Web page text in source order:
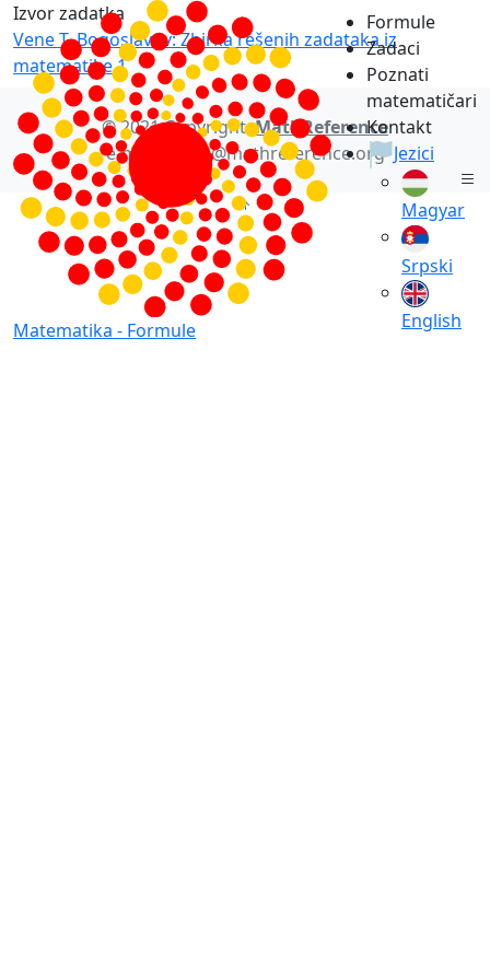
Matematika - Formule
Formule
Zadaci
Poznati
matematičari
Kontakt
Jezici
Magyar
Srpski
English
Izvor zadatka
Vene T. Bogoslavov: Zbirka rešenih zadataka iz
matematike 1
© 2021 Copyright:MathReference
e-mail: office@mathreference.org